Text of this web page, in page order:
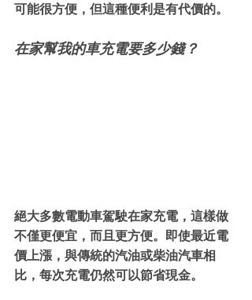
可能很方便，但這種便利是有代價的。
在家幫我的車充電要多少錢？
絕大多數電動車駕駛在家充電，這樣做
不僅更便宜，而且更方便。即使最近電
價上漲，與傳統的汽油或柴油汽車相
比，每次充電仍然可以節省現金。